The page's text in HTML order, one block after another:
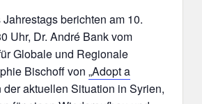
berichten am 10.
Uhr, Dr. André Bank vom
Globale und Regionale
Bischoff von „Adopt a
aktuellen Situation in Syrien,